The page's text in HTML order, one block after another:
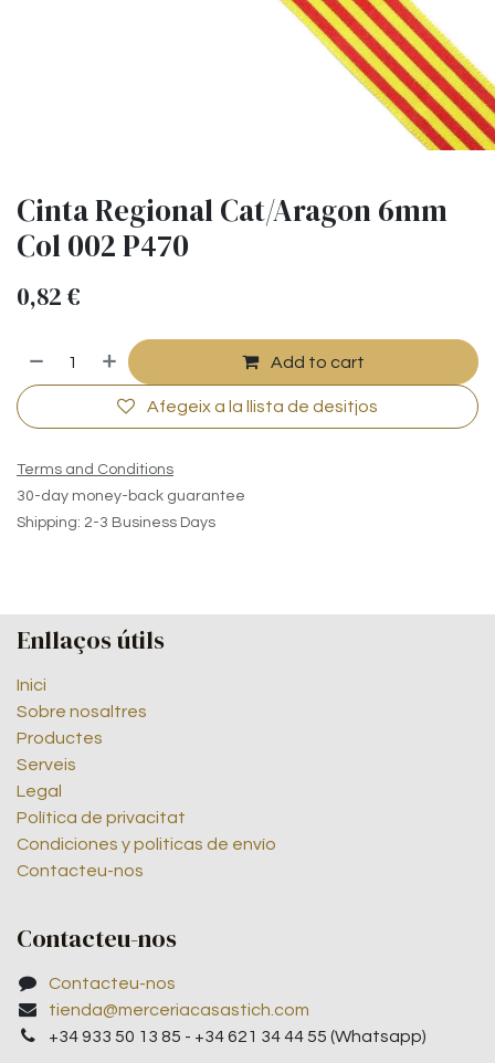
Cinta Regional Cat/Aragon 6mm
Col 002 P470
0,82 €
Add to cart
Afegeix a la llista de desitjos
Terms and Conditions
30-day money-back guarantee
Shipping: 2-3 Business Days
Enllaços útils
Inici
Sobre nosaltres
Productes
Serveis
Legal
Política de privacitat
Condiciones y politicas de envío
Contacteu-nos
Contacteu-nos
Contacteu-nos
tienda@merceriacasastich.com
+34 933 50 13 85 - +34 621 34 44 55 (Whatsapp)